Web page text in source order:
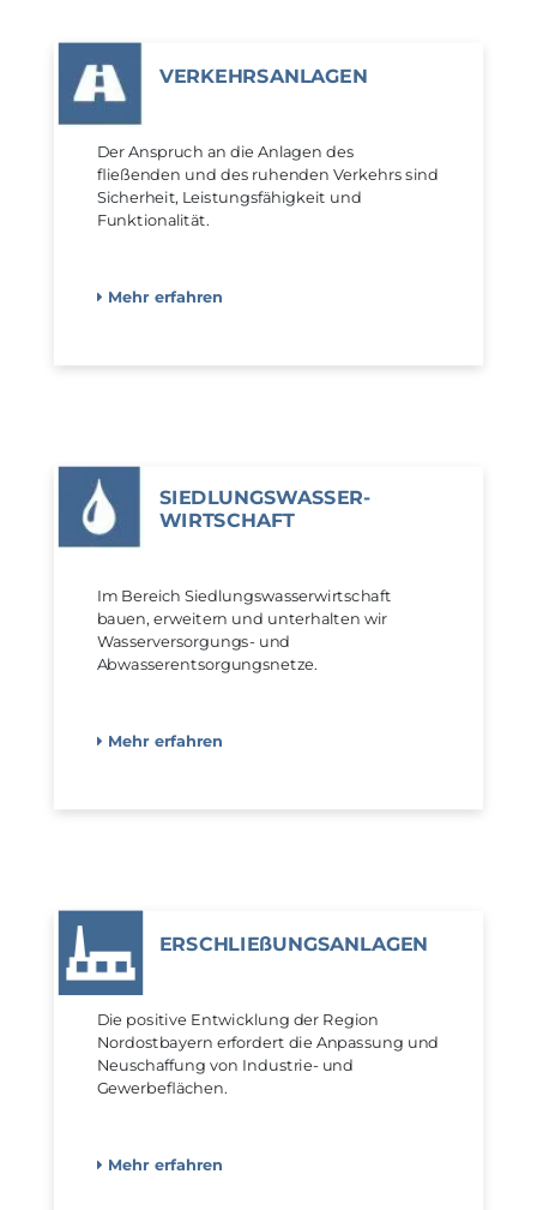
VERKEHRS­ANLAGEN
Der Anspruch an die Anlagen des
fließenden und des ruhenden Verkehrs sind
Sicherheit, Leistungsfähigkeit und
Funktionalität.
Mehr erfahren
SIEDLUNGS­WASSER­
WIRTSCHAFT
Im Bereich Siedlungswasserwirtschaft
bauen, erweitern und unterhalten wir
Wasserversorgungs- und
Abwasserentsorgungs­netze.
Mehr erfahren
ERSCHLIE­ßUNGSAN­LAGEN
Die positive Entwicklung der Region
Nordostbayern erfordert die Anpassung und
Neuschaffung von Industrie- und
Gewerbeflächen.
Mehr erfahren